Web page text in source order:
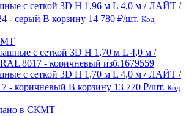
с сеткой 3D Н 1,96 м L 4,0 м / ЛАЙТ /
- серый В корзину 14 780 ₽/шт. Код
с сеткой 3D Н 1,70 м L 4,0 м / ЛАЙТ /
- коричневый В корзину 13 770 ₽/шт. Код
в СКМТ